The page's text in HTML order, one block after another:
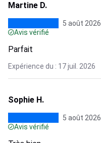
Martine D.
5 août 2026
Avis vérifié
Parfait
Expérience du : 17 juil. 2026
Sophie H.
5 août 2026
Avis vérifié